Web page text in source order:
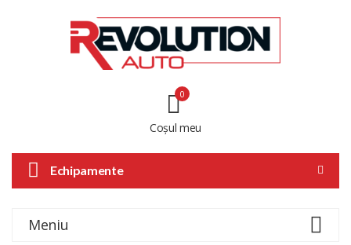
Coșul meu
0
Echipamente
Meniu